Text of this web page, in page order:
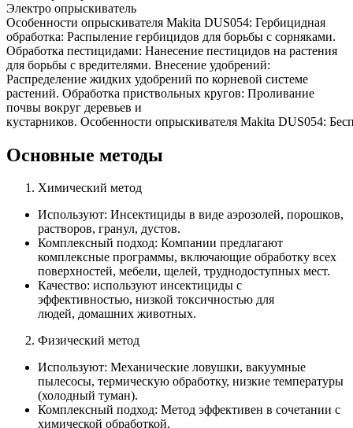
Электро опрыскиватель
Особенности опрыскивателя Makita DUS054: Гербицидная
обработка: Распыление гербицидов для борьбы с сорняками.
Обработка пестицидами: Нанесение пестицидов на растения
для борьбы с вредителями. Внесение удобрений:
Распределение жидких удобрений по корневой системе
растений. Обработка приствольных кругов: Проливание
почвы вокруг деревьев и
кустарников. Особенности опрыскивателя Makita DUS054:
Основные методы
Химический метод
Используют: Инсектициды в виде аэрозолей, порошков,
растворов, гранул, дустов.
Комплексный подход: Компании предлагают
комплексные программы, включающие обработку всех
поверхностей, мебели, щелей, труднодоступных мест.
Качество: используют инсектициды с
эффективностью, низкой токсичностью для
людей, домашних животных.
Физический метод
Используют: Механические ловушки, вакуумные
пылесосы, термическую обработку, низкие температуры
(холодный туман).
Комплексный подход: Метод эффективен в сочетании с
химической обработкой.